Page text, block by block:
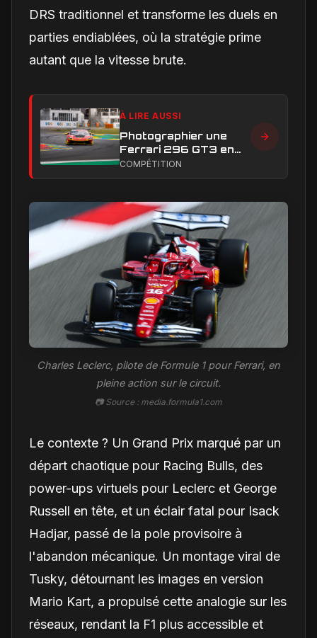
DRS traditionnel et transforme les duels en
parties endiablées, où la stratégie prime
autant que la vitesse brute.
À LIRE AUSSI
Photographier une
Ferrari 296 GT3 en
action : construire une
COMPÉTITION
Charles Leclerc, pilote de Formule 1 pour Ferrari, en
pleine action sur le circuit.
📷 Source : media.formula1.com
Le contexte ? Un Grand Prix marqué par un
départ chaotique pour Racing Bulls, des
power-ups virtuels pour Leclerc et George
Russell en tête, et un éclair fatal pour Isack
Hadjar, passé de la pole provisoire à
l'abandon mécanique. Un montage viral de
Tusky, détournant les images en version
Mario Kart, a propulsé cette analogie sur les
réseaux, rendant la F1 plus accessible et